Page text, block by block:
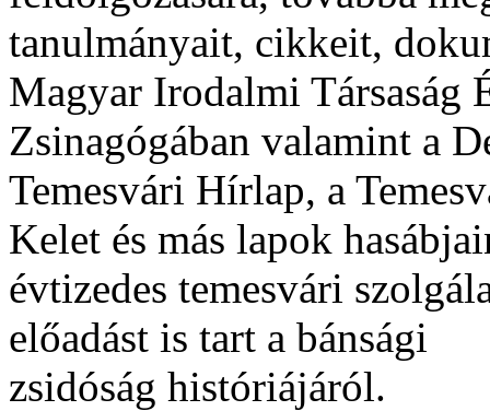
tanulmányait, cikkeit,
Magyar Irodalmi Társaság
Zsinagógában valamint a
Temesvári Hírlap, a
Kelet és más lapok
évtizedes temesvári
előadást is tart a bánsági
zsidóság históriájáról.